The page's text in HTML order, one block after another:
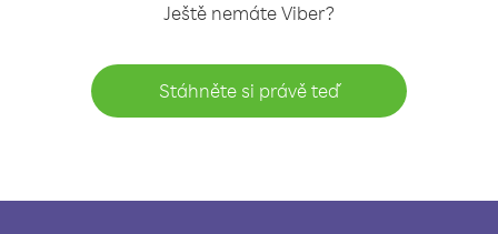
Ještě nemáte Viber?
Stáhněte si právě teď